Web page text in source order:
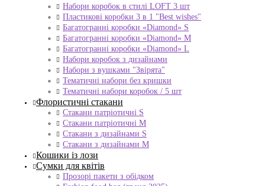
Набори коробок в стилі LOFT 3 шт
Пластикові коробки 3 в 1 "Best wishes"
Багатогранні коробки «Diamond» S
Багатогранні коробки «Diamond» M
Багатогранні коробки «Diamond» L
Набори коробок з дизайнами
Набори з вушками "Звірята"
Тематичні набори без кришки
Тематичні набори коробок / 5 шт
Флористичні стакани
Стакани патріотичні S
Стакани патріотичні М
Стакани з дизайнами S
Стакани з дизайнами М
Кошики із лози
Сумки для квітів
Прозорі пакети з обідком